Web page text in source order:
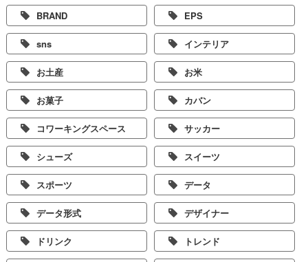
BRAND EPS
sns インテリア
お土産 お米
お菓子 カバン
コワーキングスペース サッカー
シューズ スイーツ
スポーツ データ
データ形式 デザイナー
ドリンク トレンド